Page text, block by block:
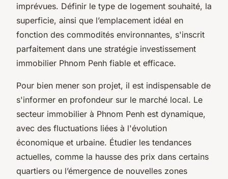
imprévues. Définir le type de logement souhaité, la
superficie, ainsi que l’emplacement idéal en
fonction des commodités environnantes, s'inscrit
parfaitement dans une stratégie investissement
immobilier Phnom Penh fiable et efficace.
Pour bien mener son projet, il est indispensable de
s'informer en profondeur sur le marché local. Le
secteur immobilier à Phnom Penh est dynamique,
avec des fluctuations liées à l'évolution
économique et urbaine. Étudier les tendances
actuelles, comme la hausse des prix dans certains
quartiers ou l’émergence de nouvelles zones